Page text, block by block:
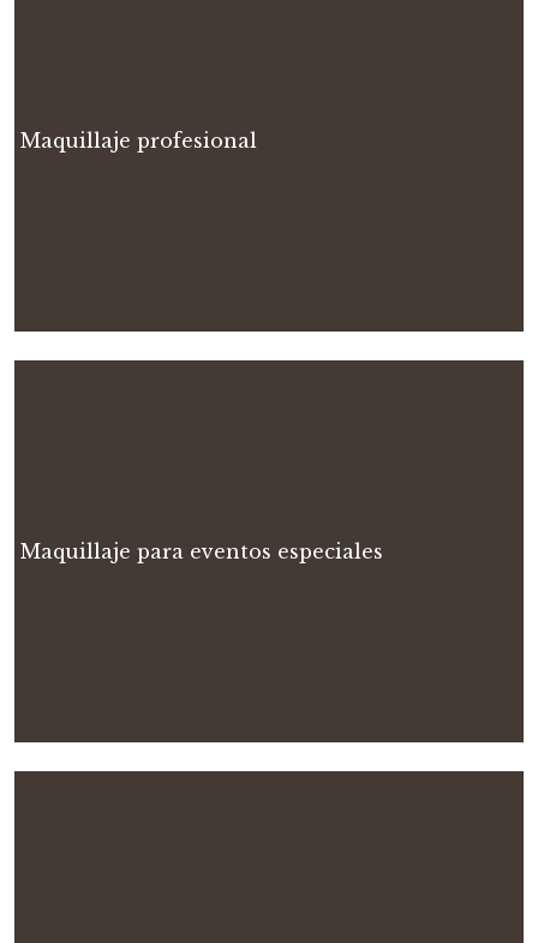
Maquillaje profesional
Maquillaje para eventos especiales